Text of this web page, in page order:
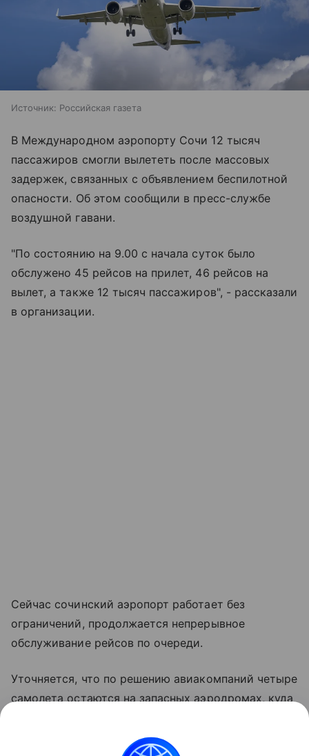
Источник: Российская газета
В Международном аэропорту Сочи 12 тысяч
пассажиров смогли вылететь после массовых
задержек, связанных с объявлением беспилотной
опасности. Об этом сообщили в пресс-службе
воздушной гавани.
"По состоянию на 9.00 с начала суток было
обслужено 45 рейсов на прилет, 46 рейсов на
вылет, а также 12 тысяч пассажиров", - рассказали
в организации.
Сейчас сочинский аэропорт работает без
ограничений, продолжается непрерывное
обслуживание рейсов по очереди.
Уточняется, что по решению авиакомпаний четыре
самолета остаются на запасных аэродромах, куда